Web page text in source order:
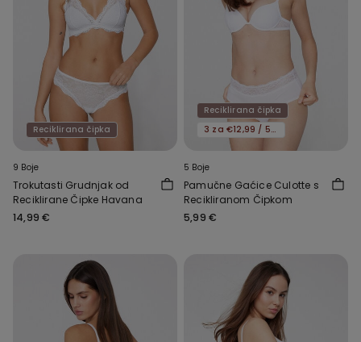
Reciklirana čipka
9 Boje
Trokutasti Grudnjak od
Reciklirane Čipke Havana
14,99 €
Reciklirana čipka
3 za €12,99 / 5 za €19,99
5 Boje
Pamučne Gaćice Culotte s
Recikliranom Čipkom
5,99 €